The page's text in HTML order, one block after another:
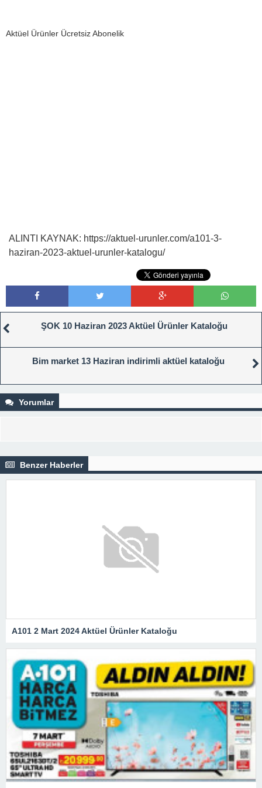
Aktüel Ürünler Ücretsiz Abonelik
ALINTI KAYNAK: https://aktuel-urunler.com/a101-3-
haziran-2023-aktuel-urunler-katalogu/
ŞOK 10 Haziran 2023 Aktüel Ürünler Kataloğu
Bim market 13 Haziran indirimli aktüel kataloğu
Yorumlar
Benzer Haberler
A101 2 Mart 2024 Aktüel Ürünler Kataloğu